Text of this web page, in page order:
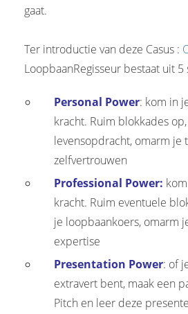
gaat.
Ter introductie van deze Casus :
LoopbaanRegisseur bestaat uit 5
Personal Power: kom in
kracht. Ruim blokkades
levensopdracht, omarm je
zelfvertrouwen
Professional Power:
kracht. Ruim eventuele
je loopbaankoers, omarm
expertise
Presentation Power: of
extravert bent, maak een
Pitch en leer deze